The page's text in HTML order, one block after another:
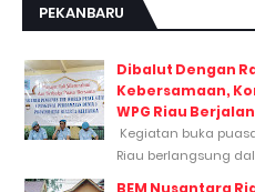
PEKANBARU
Dibalut Dengan
Kebersamaan,
WPG Riau
Kegiatan buka
Riau berlangsung
BEM Nusantara